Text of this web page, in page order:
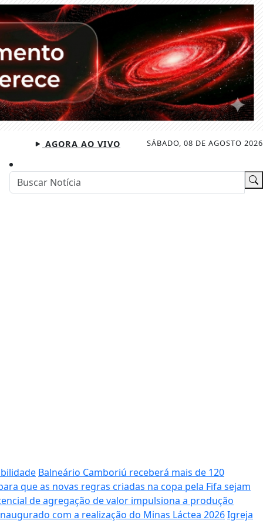
SÁBADO, 08 DE AGOSTO 2026
AGORA AO VIVO
Balneário Camboriú receberá mais de 120
que as novas regras criadas na copa pela Fifa sejam
de agregação de valor impulsiona a produção
com a realização do Minas Láctea 2026Igreja